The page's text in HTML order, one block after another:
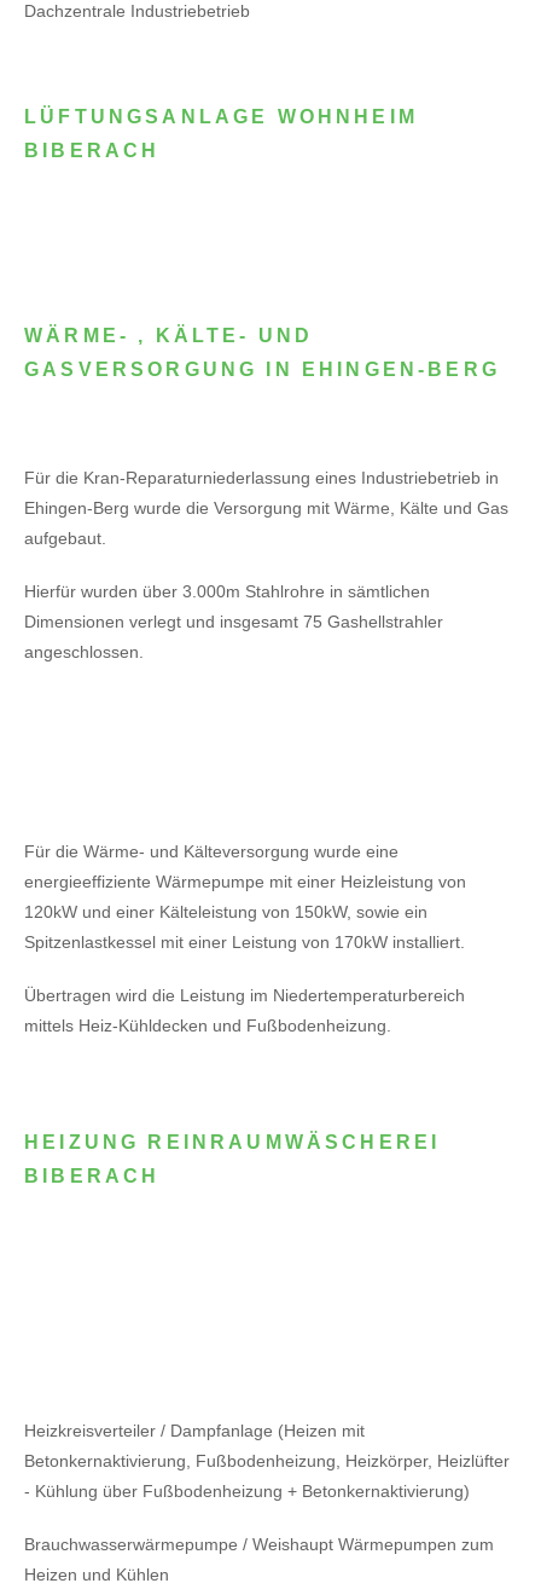
Dachzentrale Industriebetrieb
LÜFTUNGSANLAGE WOHNHEIM
BIBERACH
WÄRME- , KÄLTE- UND
GASVERSORGUNG IN EHINGEN-BERG
Für die Kran-Reparaturniederlassung eines Industriebetrieb in
Ehingen-Berg wurde die Versorgung mit Wärme, Kälte und Gas
aufgebaut.
Hierfür wurden über 3.000m Stahlrohre in sämtlichen
Dimensionen verlegt und insgesamt 75 Gashellstrahler
angeschlossen.
Für die Wärme- und Kälteversorgung wurde eine
energieeffiziente Wärmepumpe mit einer Heizleistung von
120kW und einer Kälteleistung von 150kW, sowie ein
Spitzenlastkessel mit einer Leistung von 170kW installiert.
Übertragen wird die Leistung im Niedertemperaturbereich
mittels Heiz-Kühldecken und Fußbodenheizung.
HEIZUNG REINRAUMWÄSCHEREI
BIBERACH
Heizkreisverteiler / Dampfanlage (Heizen mit
Betonkernaktivierung, Fußbodenheizung, Heizkörper, Heizlüfter
- Kühlung über Fußbodenheizung + Betonkernaktivierung)
Brauchwasserwärmepumpe / Weishaupt Wärmepumpen zum
Heizen und Kühlen